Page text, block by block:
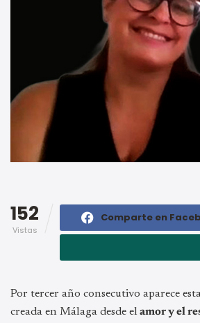
152
Vistas
Comparte en
Por tercer año consecutivo aparece
creada en Málaga desde elamor y el